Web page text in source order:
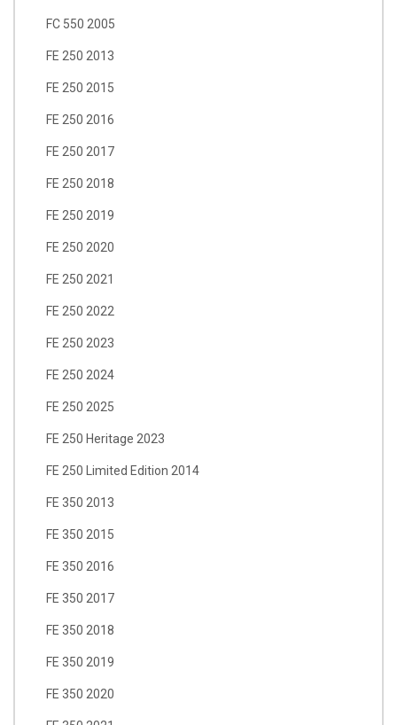
FC 550 2005
FE 250 2013
FE 250 2015
FE 250 2016
FE 250 2017
FE 250 2018
FE 250 2019
FE 250 2020
FE 250 2021
FE 250 2022
FE 250 2023
FE 250 2024
FE 250 2025
FE 250 Heritage 2023
FE 250 Limited Edition 2014
FE 350 2013
FE 350 2015
FE 350 2016
FE 350 2017
FE 350 2018
FE 350 2019
FE 350 2020